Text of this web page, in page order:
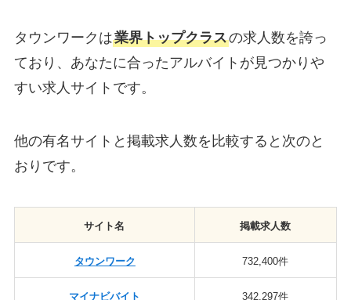
タウンワークは業界トップクラスの求人数を誇っ
ており、あなたに合ったアルバイトが見つかりや
すい求人サイトです。
他の有名サイトと掲載求人数を比較すると次のと
おりです。
サイト名 掲載求人数
タウンワーク 732,400件
マイナビバイト 342,297件